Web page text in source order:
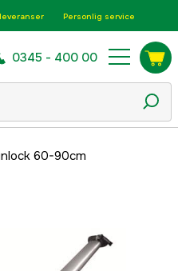
Personlig service
0345 - 400 00
60-90cm